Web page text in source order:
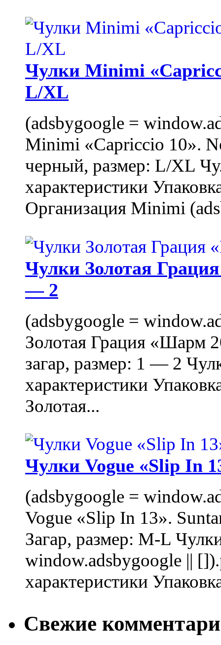
Чулки Minimi
L/XL
(adsbygoogle =
Minimi «Capriccio 10».
черный, размер: L/XL
характеристики
Организация Minimi
Чулки Золотая
— 2
(adsbygoogle =
Золотая Грация «Шарм
загар, размер: 1 — 2
характеристики
Золотая...
Чулки Vogue «Slip In
(adsbygoogle =
Vogue «Slip In 13».
Загар, размер: M-L
window.adsbygoogle ||
характеристики
Свежие